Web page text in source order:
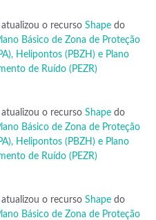
o recurso Shape do
Básico de Zona de Proteção
Helipontos (PBZH) e Plano
de Ruído (PEZR)
o recurso Shape do
Básico de Zona de Proteção
Helipontos (PBZH) e Plano
de Ruído (PEZR)
o recurso Shape do
Básico de Zona de Proteção